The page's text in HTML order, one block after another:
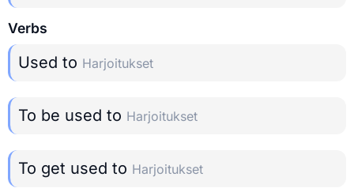
Verbs
Used to Harjoitukset
To be used to Harjoitukset
To get used to Harjoitukset